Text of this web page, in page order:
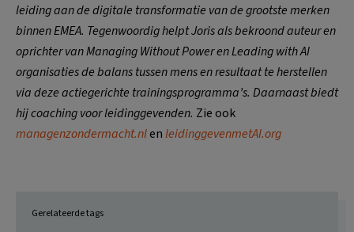
leiding aan de digitale transformatie van de grootste merken
binnen EMEA. Tegenwoordig helpt Joris als bekroond auteur en
oprichter van Managing Without Power en Leading with AI
organisaties de balans tussen mens en resultaat te herstellen
via deze actiegerichte trainingsprogramma’s. Daarnaast biedt
hij coaching voor leidinggevenden. Zie ook
managenzondermacht.nlenleidinggevenmetAI.org
Gerelateerde tags